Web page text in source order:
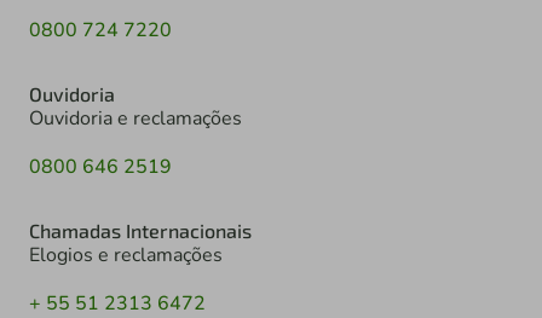
0800 724 7220
Ouvidoria
Ouvidoria e reclamações
0800 646 2519
Chamadas Internacionais
Elogios e reclamações
+ 55 51 2313 6472